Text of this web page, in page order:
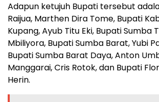
Adapun ketujuh Bupati tersebut
Raijua, Marthen Dira Tome, Bupati
Kupang, Ayub Titu Eki, Bupati Sumba
Mbiliyora, Bupati Sumba Barat, Yubi
Bupati Sumba Barat Daya, Anton
Manggarai, Cris Rotok, dan Bupati
Herin.